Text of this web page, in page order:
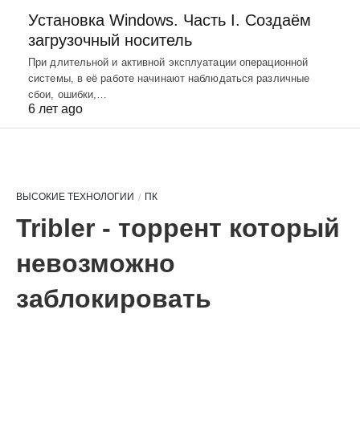
Установка Windows. Часть I. Создаём
загрузочный носитель
При длительной и активной эксплуатации операционной
системы, в её работе начинают наблюдаться различные
сбои, ошибки,…
6 лет ago